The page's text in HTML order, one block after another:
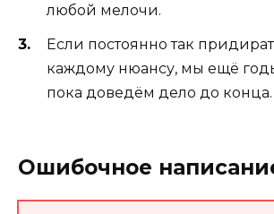
любой мелочи.
Если постоянно так
каждому нюансу, мы ещё
пока доведём дело до конца.
Ошибочное